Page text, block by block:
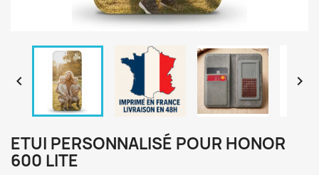
 
ETUI PERSONNALISÉ POUR HONOR
600 LITE